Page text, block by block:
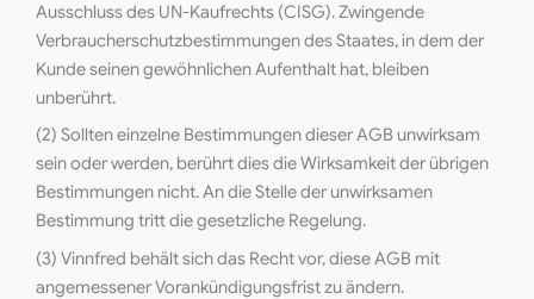
Ausschluss des UN-Kaufrechts (CISG). Zwingende
Verbraucherschutzbestimmungen des Staates, in dem der
Kunde seinen gewöhnlichen Aufenthalt hat, bleiben
unberührt.
(2) Sollten einzelne Bestimmungen dieser AGB unwirksam
sein oder werden, berührt dies die Wirksamkeit der übrigen
Bestimmungen nicht. An die Stelle der unwirksamen
Bestimmung tritt die gesetzliche Regelung.
(3) Vinnfred behält sich das Recht vor, diese AGB mit
angemessener Vorankündigungsfrist zu ändern.